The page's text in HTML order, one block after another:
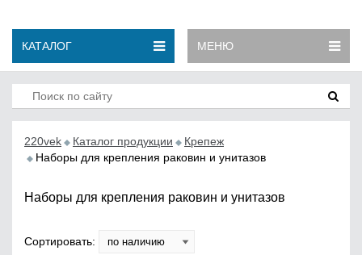
КАТАЛОГ МЕНЮ
220vek Каталог продукции
Крепеж
Наборы для крепления раковин и унитазов
Наборы для крепления раковин и унитазов
Сортировать: